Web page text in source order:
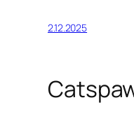
2.12.2025